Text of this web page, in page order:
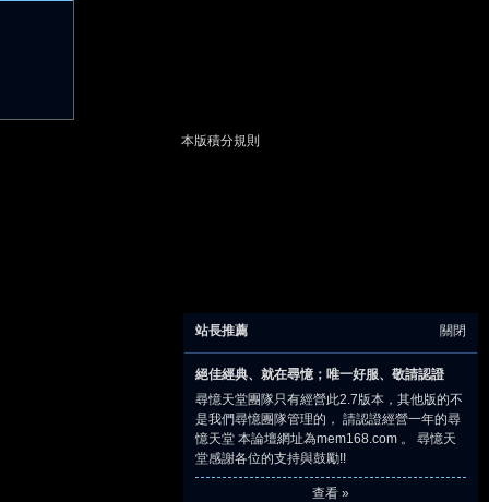
本版積分規則
關閉
站長推薦
絕佳經典、就在尋憶；唯一好服、敬請認證
尋憶天堂團隊只有經營此2.7版本，其他版的不
是我們尋憶團隊管理的， 請認證經營一年的尋
憶天堂 本論壇網址為mem168.com 。 尋憶天
堂感謝各位的支持與鼓勵!!
查看 »